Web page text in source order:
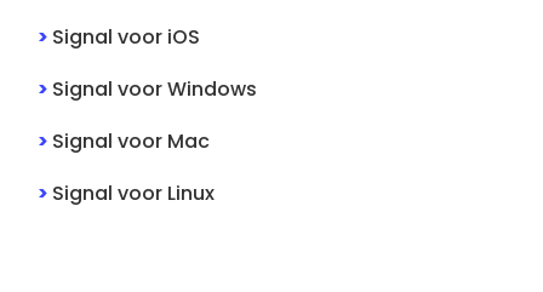
> Signalvoor iOS
> SignalvoorWindows
> Signalvoor Mac
> Signalvoor Linux